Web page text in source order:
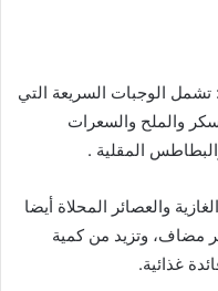
تشمل الوجبات السريعة التي
والملح والسعرات
والبطاطس المقلية .
والعصائر المحلاة أيضا
مضاف، وتزيد من كمية
غذائية.